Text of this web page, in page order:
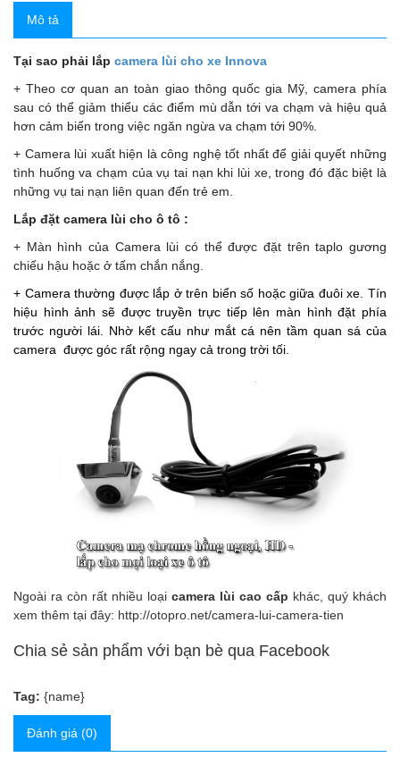
Mô tả
Tại sao phải lắp camera lùi cho xe Innova
+ Theo cơ quan an toàn giao thông quốc gia Mỹ, camera phía
sau có thể giảm thiểu các điểm mù dẫn tới va chạm và hiệu quả
hơn cảm biến trong việc ngăn ngừa va chạm tới 90%.
+ Camera lùi xuất hiện là công nghệ tốt nhất để giải quyết những
tình huống va chạm của vụ tai nạn khi lùi xe, trong đó đặc biệt là
những vụ tai nạn liên quan đến trẻ em.
Lắp đặt camera lùi cho ô tô :
+ Màn hình của Camera lùi có thể được đặt trên taplo gương
chiếu hậu hoặc ở tấm chắn nắng.
+ Camera thường được lắp ở trên biển số hoặc giữa đuôi xe. Tín
hiệu hình ảnh sẽ được truyền trực tiếp lên màn hình đặt phía
trước người lái. Nhờ kết cấu như mắt cá nên tầm quan sá của
camera được góc rất rộng ngay cả trong trời tối.
Ngoài ra còn rất nhiều loại camera lùi cao cấp khác, quý khách
xem thêm tại đây: http://otopro.net/camera-lui-camera-tien
Chia sẻ sản phẩm với bạn bè qua Facebook
Tag: {name}
Đánh giá (0)